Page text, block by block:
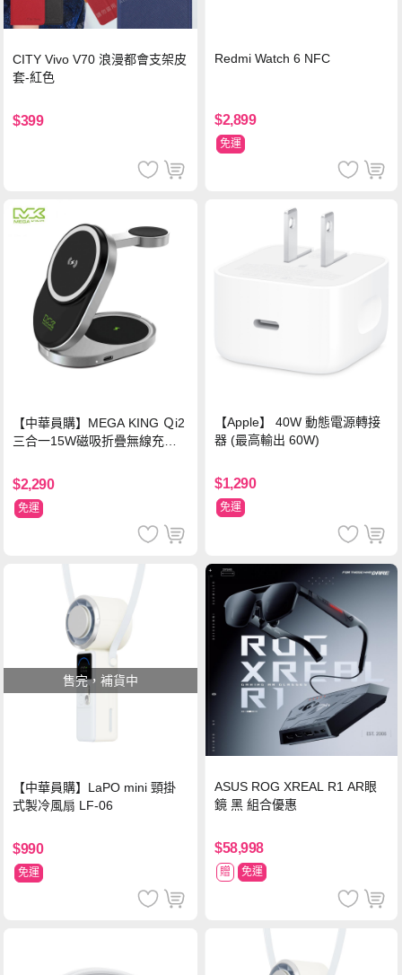
CITY Vivo V70 浪漫都會支架皮
套-紅色
$399
Redmi Watch 6 NFC
$2,899
免運
【中華員購】MEGA KING Ｑi2
三合一15W磁吸折疊無線充電
$2,290
免運
【Apple】 40W 動態電源轉接
器 (最高輸出 60W)
$1,290
免運
售完，補貨中
【中華員購】LaPO mini 頸掛
式製冷風扇 LF-06
$990
免運
ASUS ROG XREAL R1 AR眼
鏡 黑 組合優惠
$58,998
贈 免運